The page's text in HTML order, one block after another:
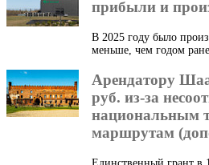
прибыли и
В 2025 году было
меньше, чем годом
Арендатору
руб. из-за
национальным
маршрутам